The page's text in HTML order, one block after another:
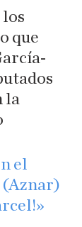
que
la
el
(Aznar)